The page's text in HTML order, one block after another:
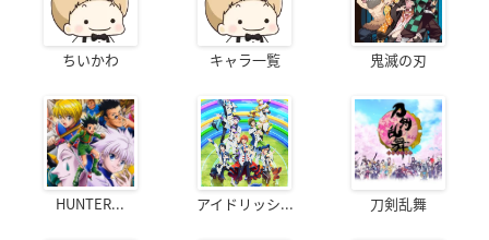
ちいかわ キャラ一覧 鬼滅の刃
HUNTER... アイドリッシ... 刀剣乱舞